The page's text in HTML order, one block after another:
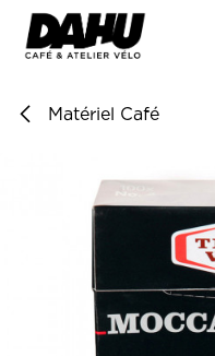
Se rendre au contenu
Matériel Café